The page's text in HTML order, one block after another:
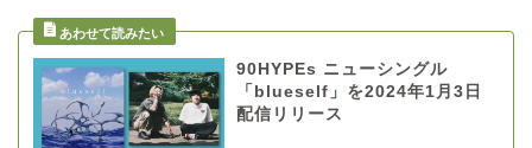
90HYPEs ニューシングル
「blueself」を2024年1月3日
配信リリース